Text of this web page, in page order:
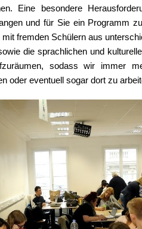
Eine besondere
und für Sie ein Programm
fremden Schülern aus
die sprachlichen und
sodass wir immer
oder eventuell sogar dort zu